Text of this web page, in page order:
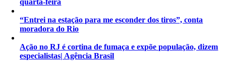
quarta-feira
“Entrei na estação para me esconder dos tiros”, conta
moradora do Rio
Ação no RJ é cortina de fumaça e expõe população, dizem
especialistas| Agência Brasil